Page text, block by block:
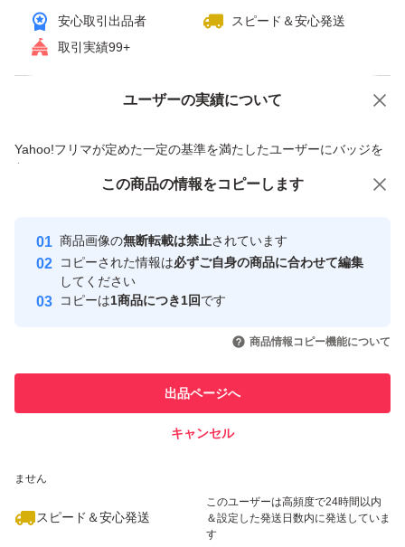
安心取引出品者
スピード＆安心発送
取引実績99+
ユーザーの実績について
Yahoo!フリマが定めた一定の基準を満たしたユーザーにバッジを
付与しています
安心取引出品者
心・安全なユーザーです
取引実績
引を完了させた実績があります
での取引実績があります
ません
スピード＆安心発送
このユーザーは高頻度で24時間以内
＆設定した発送日数内に発送していま
す
価格の相談 商品への質問
この商品の情報をコピーします
商品画像の無断転載は禁止されています
コピーされた情報は必ずご自身の商品に合わせて編集
してください
コピーは1商品につき1回です
商品情報コピー機能について
出品ページへ
キャンセル
この商品をみている人にオススメ